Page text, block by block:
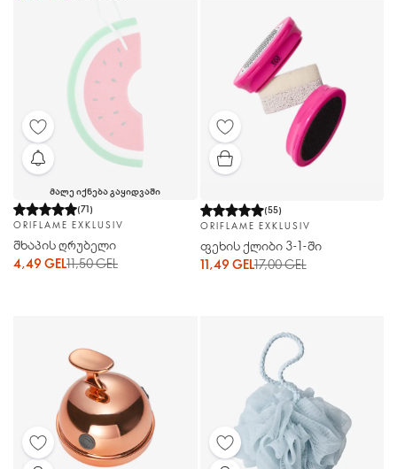
ᲛᲐᲚᲔ ᲘᲥᲜᲔᲑᲐ ᲒᲐᲧᲘᲓᲕᲐᲨᲘ
(71)
ORIFLAME EXKLUSIV
შხაპის ღრუბელი
4,49 GEL11,50 GEL
(55)
ORIFLAME EXKLUSIV
ფეხის ქლიბი 3-1-ში
11,49 GEL17,00 GEL